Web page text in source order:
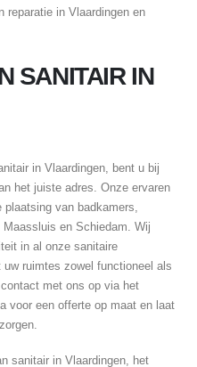
reparatie in Vlaardingen en
SANITAIR IN
in Vlaardingen, bent u bij
het juiste adres. Onze ervaren
van badkamers,
en Schiedam. Wij
in al onze sanitaire
ruimtes zowel functioneel als
met ons op via het
voor een offerte op maat en laat
sanitair in Vlaardingen, het